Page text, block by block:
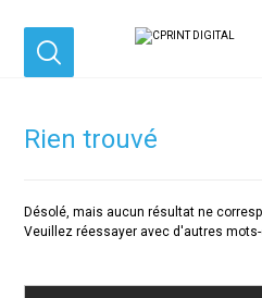
Rien trouvé
Désolé, mais aucun résultat ne
Veuillez réessayer avec d'autres